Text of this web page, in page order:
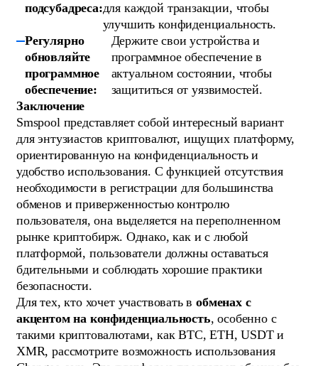
подсубадреса:для каждой транзакции, чтобы
улучшить конфиденциальность.
Регулярно
обновляйте
программное
обеспечение:
Держите свои устройства и
программное обеспечение в
актуальном состоянии, чтобы
защититься от уязвимостей.
Заключение
Smspool представляет собой интересный вариант
для энтузиастов криптовалют, ищущих платформу,
ориентированную на конфиденциальность и
удобство использования. С функцией отсутствия
необходимости в регистрации для большинства
обменов и приверженностью контролю
пользователя, она выделяется на переполненном
рынке криптобирж. Однако, как и с любой
платформой, пользователи должны оставаться
бдительными и соблюдать хорошие практики
безопасности.
Для тех, кто хочет участвовать вобменах с
акцентом на конфиденциальность, особенно с
такими криптовалютами, как BTC, ETH, USDT и
XMR, рассмотрите возможность использования